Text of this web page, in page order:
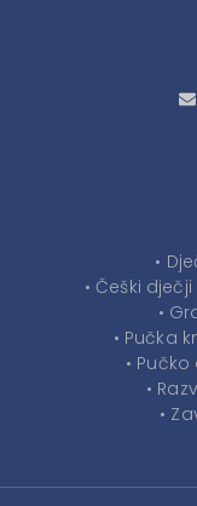
•
• Češki
•
• Pučka
•
•
•